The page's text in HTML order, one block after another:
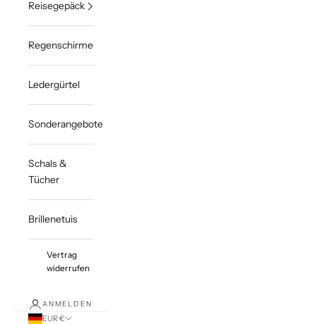
Reisegepäck
Regenschirme
Ledergürtel
Sonderangebote
Schals &
Tücher
Brillenetuis
Vertrag
widerrufen
ANMELDEN
EUR €